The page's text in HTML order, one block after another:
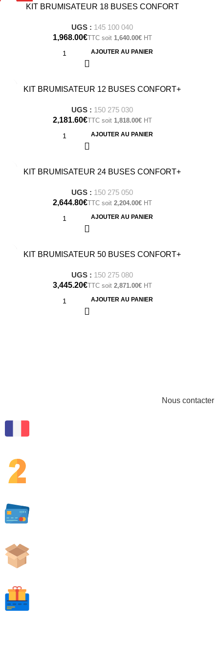
À LA UNEKIT BRUMISATEUR 18 BUSES CONFORT
UGS : 145 100 040
€
1,640.00€
AJOUTER AU PANIER
KIT BRUMISATEUR 12 BUSES CONFORT+
UGS : 150 275 030
€
1,818.00€
AJOUTER AU PANIER
KIT BRUMISATEUR 24 BUSES CONFORT+
UGS : 150 275 050
€
2,204.00€
AJOUTER AU PANIER
KIT BRUMISATEUR 50 BUSES CONFORT+
UGS : 150 275 080
€
2,871.00€
AJOUTER AU PANIER
Nous contacter